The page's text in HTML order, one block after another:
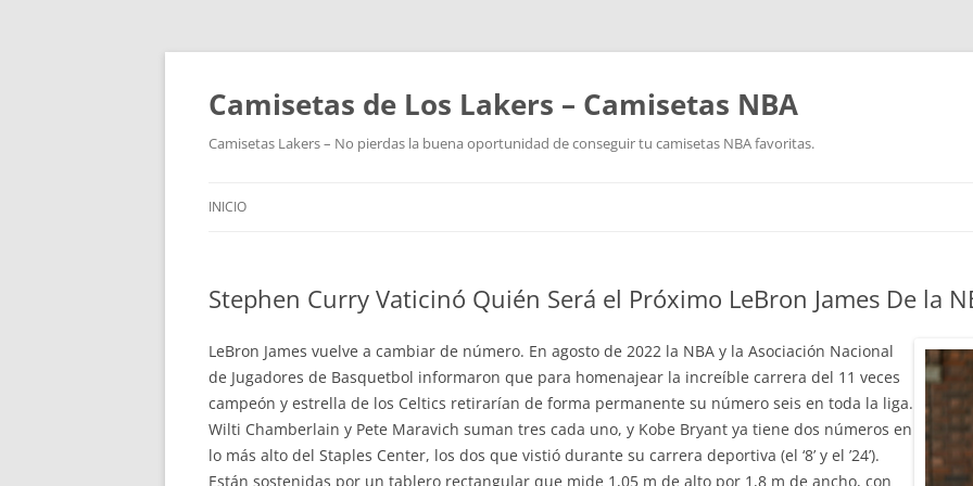
Camisetas de Los Lakers – Camisetas NBA
Camisetas Lakers – No pierdas la buena oportunidad de conseguir tu camisetas NBA favoritas.
INICIO
Stephen Curry Vaticinó Quién Será el Próximo LeBron James De la
LeBron James vuelve a cambiar de número. En agosto de 2022 la NBA y la Asociación Nacional
de Jugadores de Basquetbol informaron que para homenajear la increíble carrera del 11 veces
campeón y estrella de los Celtics retirarían de forma permanente su número seis en toda la liga.
Wilti Chamberlain y Pete Maravich suman tres cada uno, y Kobe Bryant ya tiene dos números en
lo más alto del Staples Center, los dos que vistió durante su carrera deportiva (el ‘8’ y el ’24’).
Están sostenidas por un tablero rectangular que mide 1,05 m de alto por 1,8 m de ancho, con